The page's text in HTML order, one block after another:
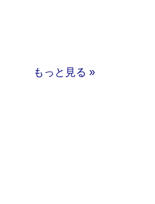
もっと見る »